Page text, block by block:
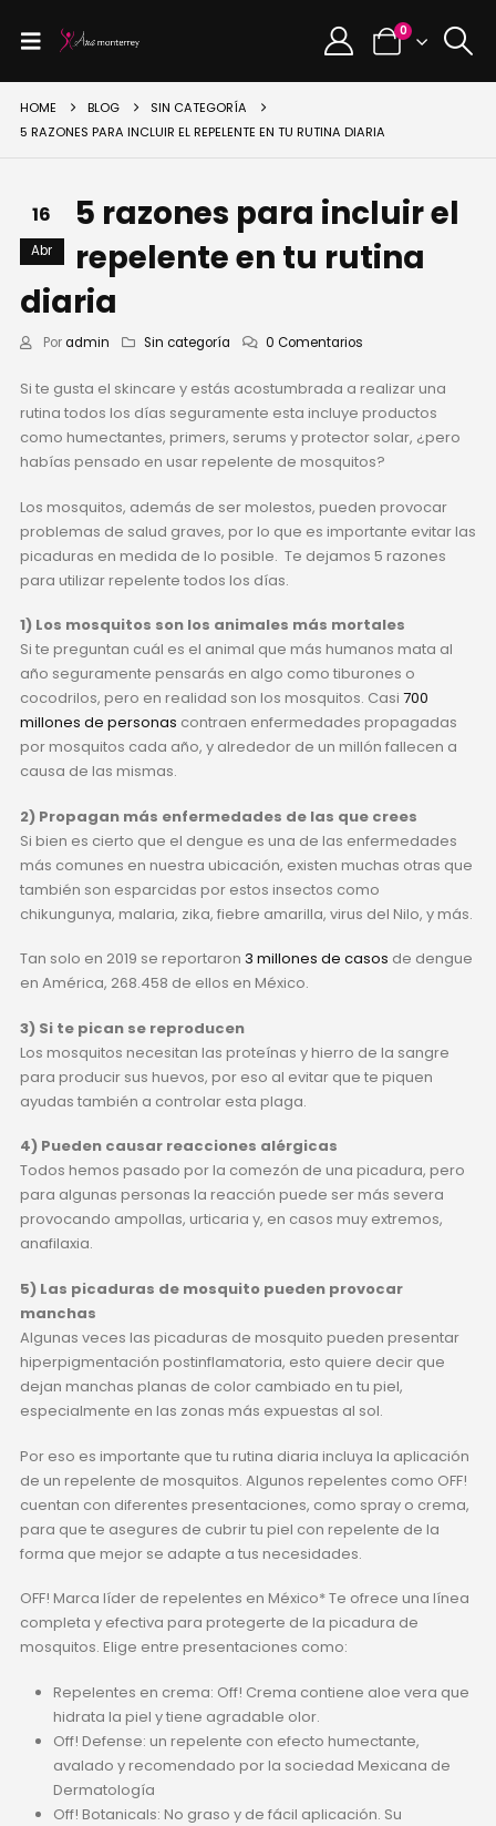
0
HOME BLOG
SIN CATEGORÍA
5 RAZONES PARA INCLUIR EL REPELENTE EN TU RUTINA DIARIA
16
Abr
5 razones para incluir el
repelente en tu rutina
diaria
Por admin Sin categoría 0 Comentarios
Si te gusta el skincare y estás acostumbrada a realizar una
rutina todos los días seguramente esta incluye productos
como humectantes, primers, serums y protector solar, ¿pero
habías pensado en usar repelente de mosquitos?
Los mosquitos, además de ser molestos, pueden provocar
problemas de salud graves, por lo que es importante evitar las
picaduras en medida de lo posible. Te dejamos 5 razones
para utilizar repelente todos los días.
1) Los mosquitos son los animales más mortales
Si te preguntan cuál es el animal que más humanos mata al
año seguramente pensarás en algo como tiburones o
cocodrilos, pero en realidad son los mosquitos. Casi 700
millones de personas contraen enfermedades propagadas
por mosquitos cada año, y alrededor de un millón fallecen a
causa de las mismas.
2) Propagan más enfermedades de las que crees
Si bien es cierto que el dengue es una de las enfermedades
más comunes en nuestra ubicación, existen muchas otras que
también son esparcidas por estos insectos como
chikungunya, malaria, zika, fiebre amarilla, virus del Nilo, y más.
Tan solo en 2019 se reportaron 3 millones de casos de dengue
en América, 268.458 de ellos en México.
3) Si te pican se reproducen
Los mosquitos necesitan las proteínas y hierro de la sangre
para producir sus huevos, por eso al evitar que te piquen
ayudas también a controlar esta plaga.
4) Pueden causar reacciones alérgicas
Todos hemos pasado por la comezón de una picadura, pero
para algunas personas la reacción puede ser más severa
provocando ampollas, urticaria y, en casos muy extremos,
anafilaxia.
5) Las picaduras de mosquito pueden provocar
manchas
Algunas veces las picaduras de mosquito pueden presentar
hiperpigmentación postinflamatoria, esto quiere decir que
dejan manchas planas de color cambiado en tu piel,
especialmente en las zonas más expuestas al sol.
Por eso es importante que tu rutina diaria incluya la aplicación
de un repelente de mosquitos. Algunos repelentes como OFF!
cuentan con diferentes presentaciones, como spray o crema,
para que te asegures de cubrir tu piel con repelente de la
forma que mejor se adapte a tus necesidades.
OFF! Marca líder de repelentes en México* Te ofrece una línea
completa y efectiva para protegerte de la picadura de
mosquitos. Elige entre presentaciones como:
Repelentes en crema: Off! Crema contiene aloe vera que
hidrata la piel y tiene agradable olor.
Off! Defense: un repelente con efecto humectante,
avalado y recomendado por la sociedad Mexicana de
Dermatología
Off! Botanicals: No graso y de fácil aplicación. Su